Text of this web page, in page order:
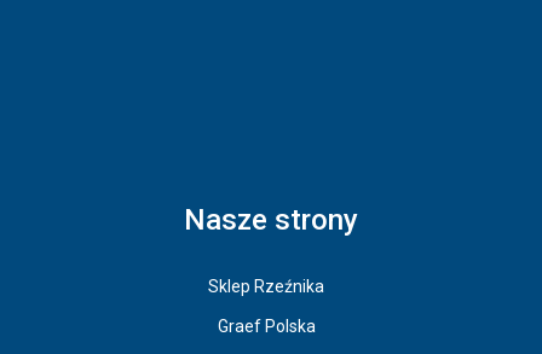
Nasze strony
Sklep Rzeźnika
Graef Polska